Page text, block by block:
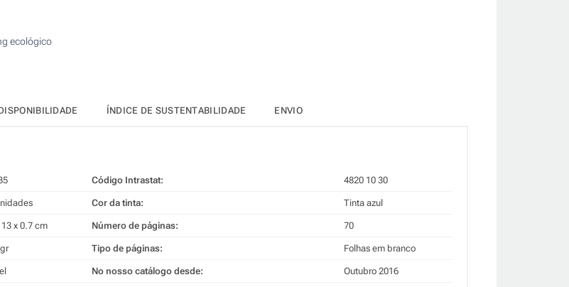
ecológico
ÍNDICE DE SUSTENTABILIDADE ENVIO
13 x 0.7 cm
Código Intrastat: 4820 10 30
Cor da tinta: Tinta azul
Número de páginas: 70
Tipo de páginas: Folhas em branco
No nosso catálogo desde: Outubro 2016